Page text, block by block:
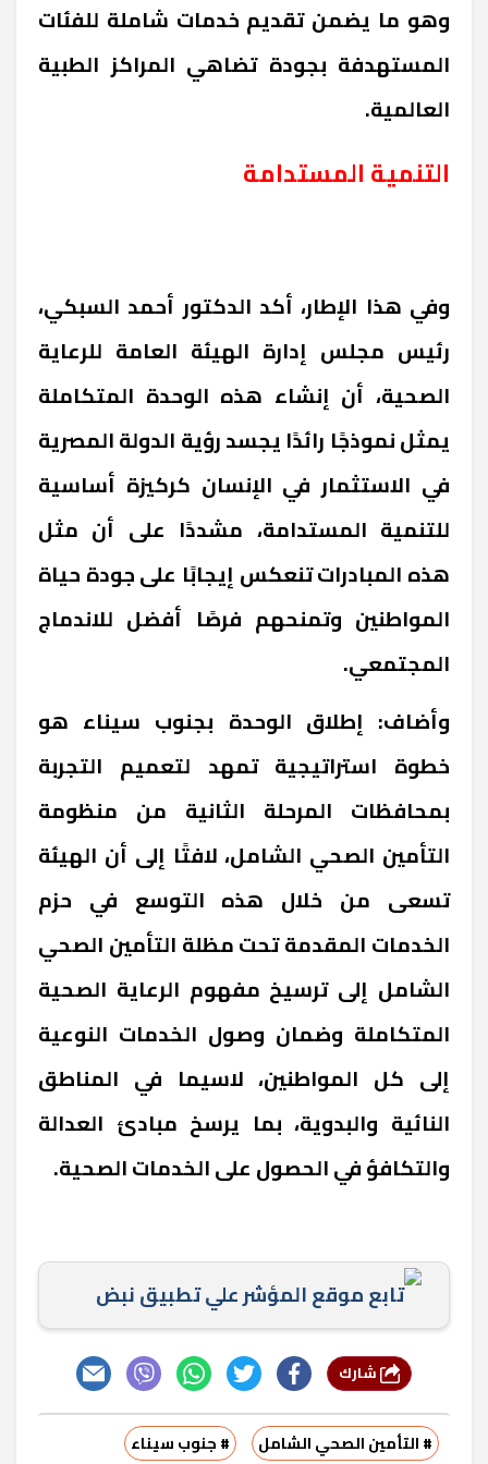
وهو ما يضمن تقديم خدمات شاملة للفئات
المستهدفة بجودة تضاهي المراكز الطبية
العالمية.
التنمية المستدامة
وفي هذا الإطار، أكد الدكتور أحمد السبكي،
رئيس مجلس إدارة الهيئة العامة للرعاية
الصحية، أن إنشاء هذه الوحدة المتكاملة
يمثل نموذجًا رائدًا يجسد رؤية الدولة المصرية
في الاستثمار في الإنسان كركيزة أساسية
للتنمية المستدامة، مشددًا على أن مثل
هذه المبادرات تنعكس إيجابًا على جودة حياة
المواطنين وتمنحهم فرصًا أفضل للاندماج
المجتمعي.
وأضاف: إطلاق الوحدة بجنوب سيناء هو
خطوة استراتيجية تمهد لتعميم التجربة
بمحافظات المرحلة الثانية من منظومة
التأمين الصحي الشامل، لافتًا إلى أن الهيئة
تسعى من خلال هذه التوسع في حزم
الخدمات المقدمة تحت مظلة التأمين الصحي
الشامل إلى ترسيخ مفهوم الرعاية الصحية
المتكاملة وضمان وصول الخدمات النوعية
إلى كل المواطنين، لاسيما في المناطق
النائية والبدوية، بما يرسخ مبادئ العدالة
والتكافؤ في الحصول على الخدمات الصحية.
تابع موقع المؤشر علي تطبيق نبض
# التأمين الصحي الشامل # جنوب سيناء